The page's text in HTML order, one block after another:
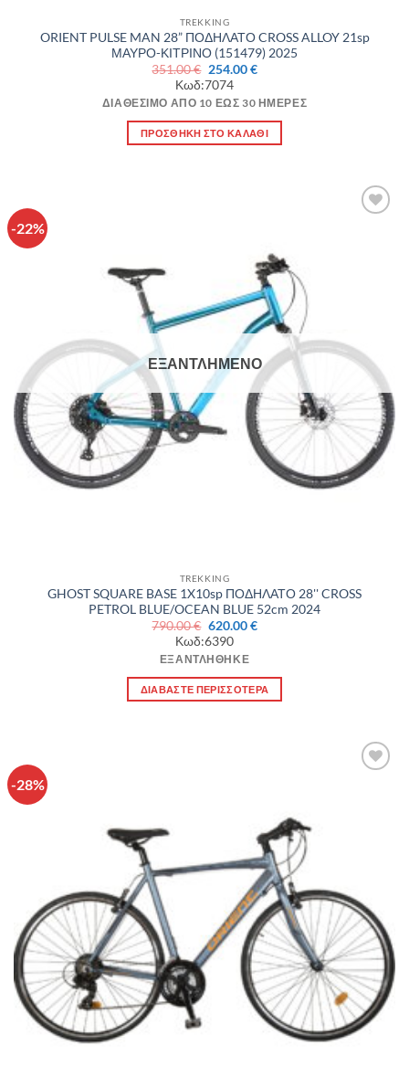
TREKKING
ORIENT PULSE MAN 28” ΠΟΔΗΛΑΤΟ CROSS ALLOY 21sp
ΜΑΥΡΟ-ΚΙΤΡΙΝΟ (151479) 2025
351.00€ Original
price
was:
351.00 €.
254.00€Η
είναι:
Κωδ:7074
ΔΙΑΘΈΣΙΜΟ ΑΠΌ 10 ΈΩΣ 30 ΗΜΈΡΕΣ
ΠΡΟΣΘΉΚΗ ΣΤΟ ΚΑΛΆΘΙ
-22%
ΕΞΑΝΤΛΗΜΈΝΟ
TREKKING
GHOST SQUARE BASE 1X10sp ΠΟΔΗΛΑΤΟ 28'' CROSS
PETROL BLUE/OCEAN BLUE 52cm 2024
790.00€ Original
price
was:
790.00 €.
620.00€Η
Κωδ:6390
ΕΞΑΝΤΛΉΘΗΚΕ
ΔΙΑΒΆΣΤΕ ΠΕΡΙΣΣΌΤΕΡΑ
-28%